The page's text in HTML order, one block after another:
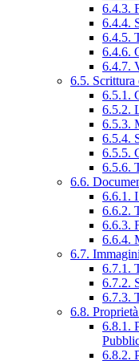
6.4.3.
6.4.4.
6.4.5.
6.4.6.
6.4.7.
6.5. Scrittura
6.5.1.
6.5.2.
6.5.3.
6.5.4.
6.5.5.
6.5.6.
6.6.
6.6.1.
6.6.2.
6.6.3.
6.6.4.
6.7.
6.7.1.
6.7.2.
6.7.3.
6.8.
6.8.1.
6.8.2.